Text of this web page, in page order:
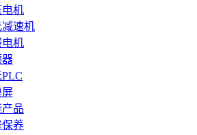
电机
速机
电机
器
屏
品
保养